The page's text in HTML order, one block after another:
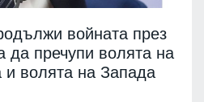
войната през
да пречупи волята на
и волята на Запада